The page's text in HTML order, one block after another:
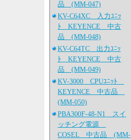
品 (MM-047)
KV-C64XC 入力ﾕﾆｯ
ﾄ KEYENCE 中古
品 (MM-048)
KV-C64TC 出力ﾕﾆｯ
ﾄ KEYENCE 中古
品 (MM-049)
KV-3000 CPUﾕﾆｯﾄ
KEYENCE 中古品
(MM-050)
PBA300F-48-N1 スイ
ッチング電源
COSEL 中古品 (MM-